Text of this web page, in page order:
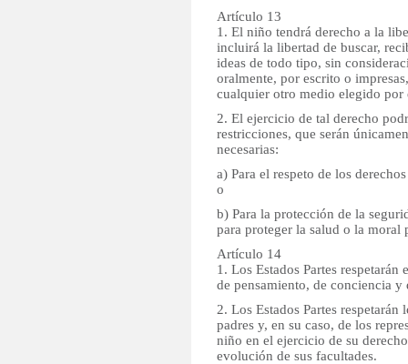
Artículo 13
1. El niño tendrá derecho a la
incluirá la libertad de buscar,
ideas de todo tipo, sin
oralmente, por escrito o
cualquier otro medio elegido por
2. El ejercicio de tal derecho
restricciones, que serán
necesarias:
a) Para el respeto de los
o
b) Para la protección de la
para proteger la salud o la moral
Artículo 14
1. Los Estados Partes
de pensamiento, de conciencia y
2. Los Estados Partes respetarán
padres y, en su caso, de los
niño en el ejercicio de su
evolución de sus facultades.